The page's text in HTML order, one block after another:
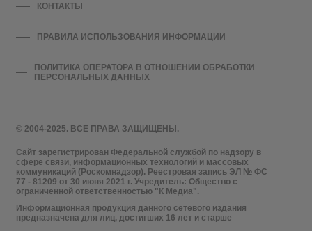
© 2004-2025. ВСЕ ПРАВА ЗАЩИЩЕНЫ.
Сайт зарегистрирован Федеральной службой по надзору в
сфере связи, информационных технологий и массовых
коммуникаций (Роскомнадзор). Реестровая запись ЭЛ № ФС
77 - 81209 от 30 июня 2021 г. Учредитель: Общество с
ограниченной ответственностью "К Медиа".
Информационная продукция данного сетевого издания
предназначена для лиц, достигших 16 лет и старше
КОНТАКТЫ
ПРАВИЛА ИСПОЛЬЗОВАНИЯ ИНФОРМАЦИИ
ПОЛИТИКА ОПЕРАТОРА В ОТНОШЕНИИ ОБРАБОТКИ
ПЕРСОНАЛЬНЫХ ДАННЫХ